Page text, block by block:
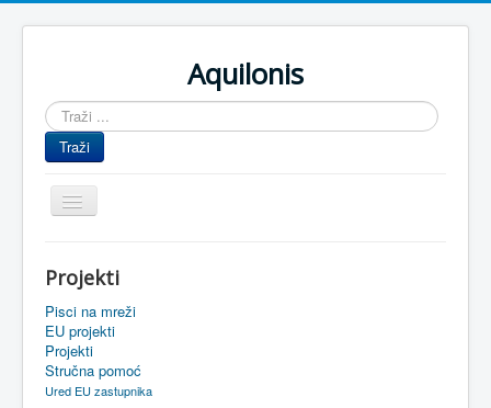
Aquilonis
Traži
...
Traži
Prikaz/Sakrivanje
navigacije
Upravljanje znanjem
Obrazovanje
Upravljanje projektima
Projekti
Pisci na mreži
EU projekti
Projekti
Stručna pomoć
Ured EU zastupnika